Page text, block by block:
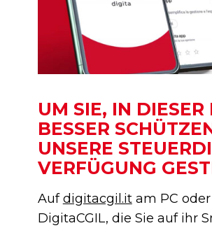
UM SIE, IN
BESSER
UNSERE
VERFÜGUNG
Aufdigitacgil.itam PC
DigitaCGIL, die Sie auf ihr